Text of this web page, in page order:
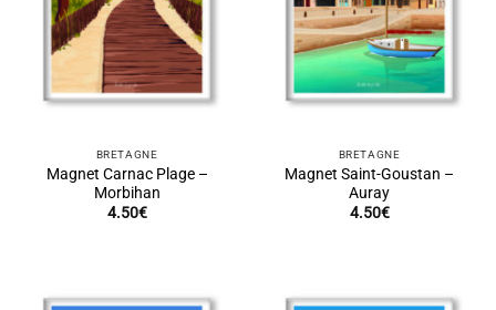
BRETAGNE
Magnet Carnac Plage –
Morbihan
4.50€
BRETAGNE
Magnet Saint-Goustan –
Auray
4.50€